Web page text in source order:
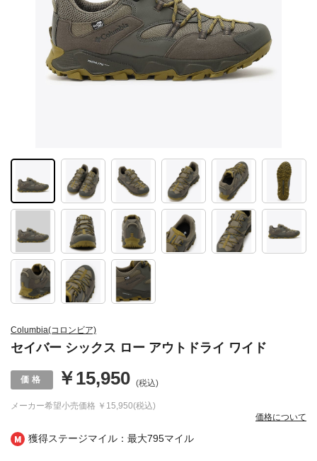
獲得ステージマイル：最大795マイル
Columbia(コロンビア)
セイバー シックス ロー アウトドライ ワイド
メーカー希望小売価格 ￥15,950(税込)
￥15,950 (税込)
価格について